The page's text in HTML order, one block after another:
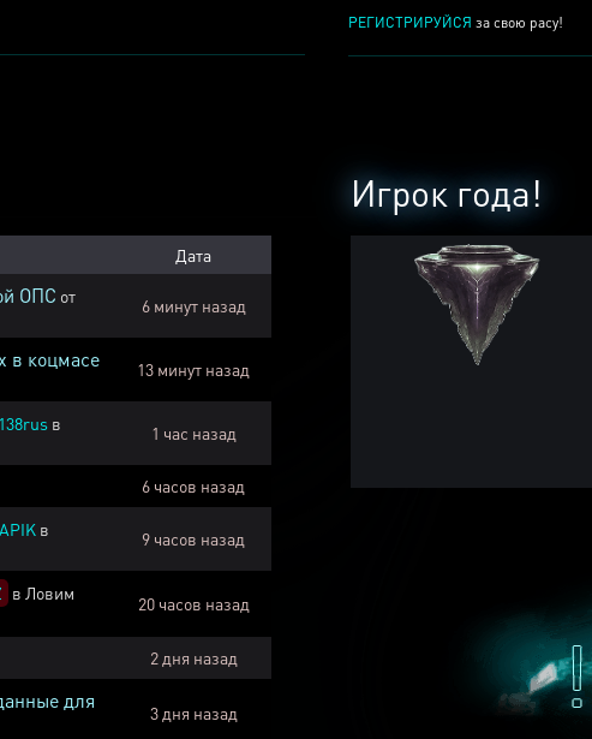
РЕГИСТРИРУЙСЯ за свою расу!
Игрок года!
Дата
ОПС от
6 минут назад
в коцмасе 13 минут назад
в
1 час назад
6 часов назад
в
9 часов назад
в Ловим
20 часов назад
2 дня назад
для
3 дня назад